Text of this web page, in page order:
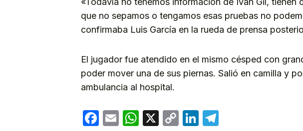
que no sepamos o tengamos esas pruebas no
confirmaba Luis García en la rueda de prensa
El jugador fue atendido en el mismo césped con
poder mover una de sus piernas. Salió en camilla y
ambulancia al hospital.
Facebook
EmailWhatsApp
X
CopyLinkedIn